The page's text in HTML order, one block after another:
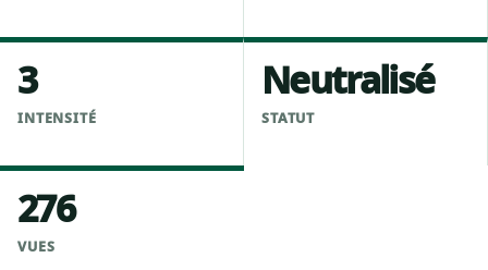
3
INTENSITÉ
Neutralisé
STATUT
276
VUES